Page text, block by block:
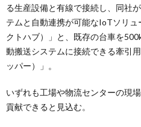
る生産設備と有線で接続し、同社
テムと自動連携が可能なIoTソリ
クトハブ）」と、既存の台車を
動搬送システムに接続できる牽引
ッパー）」。
いずれも工場や物流センターの現
貢献できると見込む。